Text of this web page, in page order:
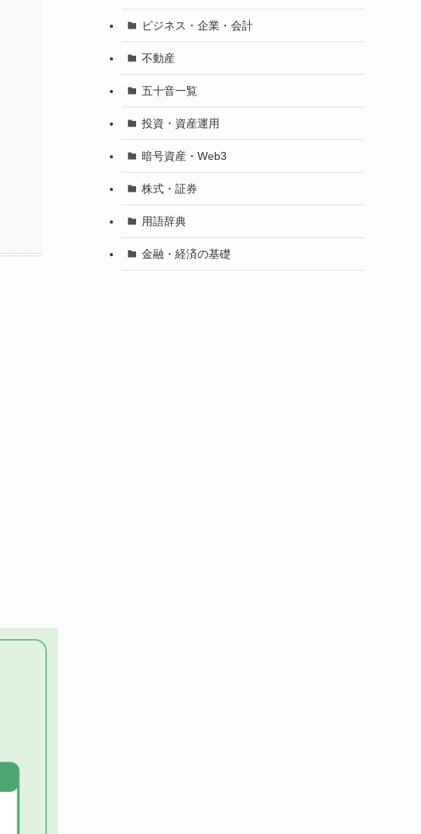
ビジネス・企業・会計
不動産
五十音一覧
投資・資産運用
暗号資産・Web3
株式・証券
用語辞典
金融・経済の基礎